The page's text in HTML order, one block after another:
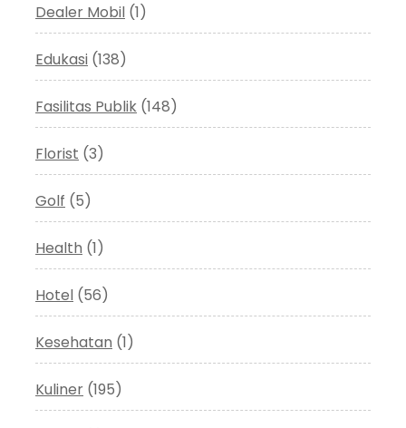
Dealer Mobil (1)
Edukasi (138)
Fasilitas Publik (148)
Florist (3)
Golf (5)
Health (1)
Hotel (56)
Kesehatan (1)
Kuliner (195)